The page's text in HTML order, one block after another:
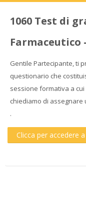
1060 Test di
Farmaceutico
Gentile Partecipante, ti
questionario che
sessione formativa a
chiediamo di assegnare
.
Clicca per accedere